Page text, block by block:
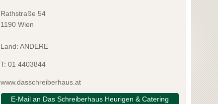
Rathstraße 54
1190 Wien
Land: ANDERE
T: 01 4403844
www.dasschreiberhaus.at
E-Mail an Das Schreiberhaus Heurigen & Catering